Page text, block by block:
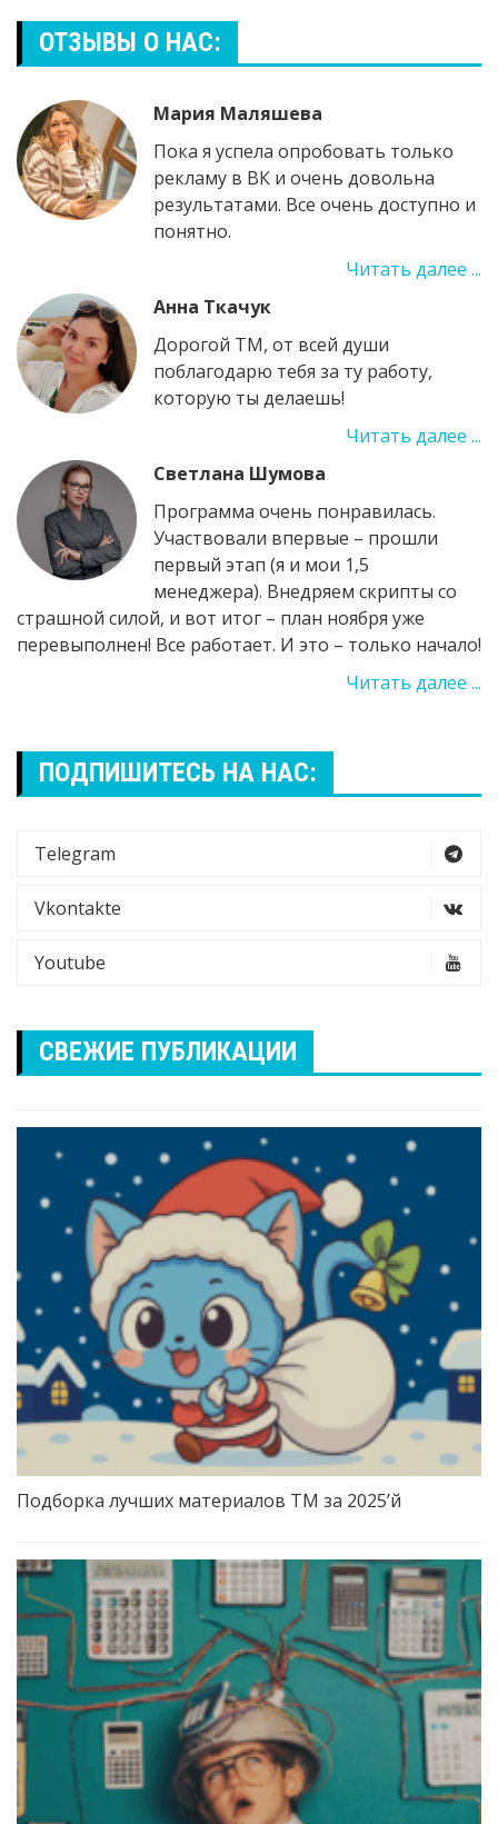
ОТЗЫВЫ О НАС:
Мария Маляшева
Пока я успела опробовать только
рекламу в ВК и очень довольна
результатами. Все очень доступно и
понятно.
Читать далее ...
Анна Ткачук
Дорогой ТМ, от всей души
поблагодарю тебя за ту работу,
которую ты делаешь!
Читать далее ...
Светлана Шумова
Программа очень понравилась.
Участвовали впервые – прошли
первый этап (я и мои 1,5
менеджера). Внедряем скрипты со
страшной силой, и вот итог – план ноября уже
перевыполнен! Все работает. И это – только начало!
Читать далее ...
ПОДПИШИТЕСЬ НА НАС:
Telegram
Vkontakte
Youtube
СВЕЖИЕ ПУБЛИКАЦИИ
Подборка лучших материалов TM за 2025’й